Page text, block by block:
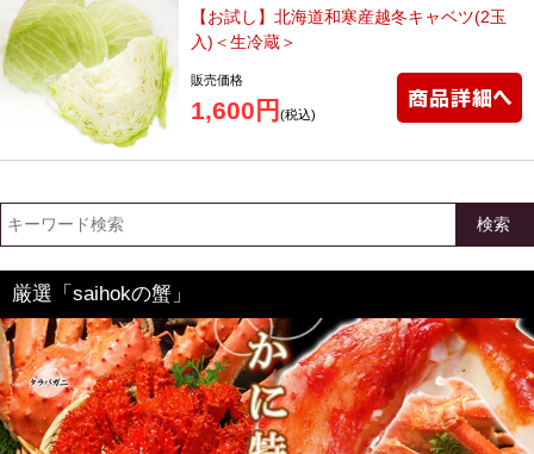
【お試し】北海道和寒産越冬キャベツ(2玉
入)＜生冷蔵＞
販売価格
1,600円 (税込)
検索
厳選「saihokの蟹」